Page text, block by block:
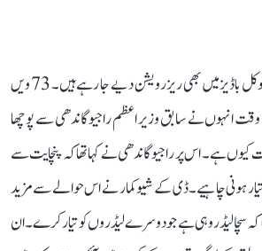
ڈی کے شیو کمار کے مطابق لوکل باڈیز میں بھی ریزرویشن دیے جا رہے ہیں۔ 73 ویں
کے وقت انہوں نے سابق وزیر اعظم راجیو گاندھی سے پوچھا
ہے۔ اس پر راجیو گاندھی نے کہا تھا کہ پنچایت سے
ہونی چاہیے۔ ڈی کے شیوکمار نے اس حوالے سے مزید
تھا کہ سچا لیڈر وہی ہے جو دوسرے لیڈروں کو تیار کرے۔ ان